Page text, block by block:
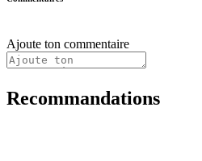
Ajoute ton commentaire
Recommandations